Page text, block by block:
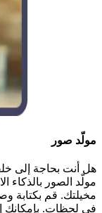
مولّد صور
هل أنت بحاجة إلى
مولّد الصور
مخيلتك. قم بكتابة
في لحظات. بإمكانك